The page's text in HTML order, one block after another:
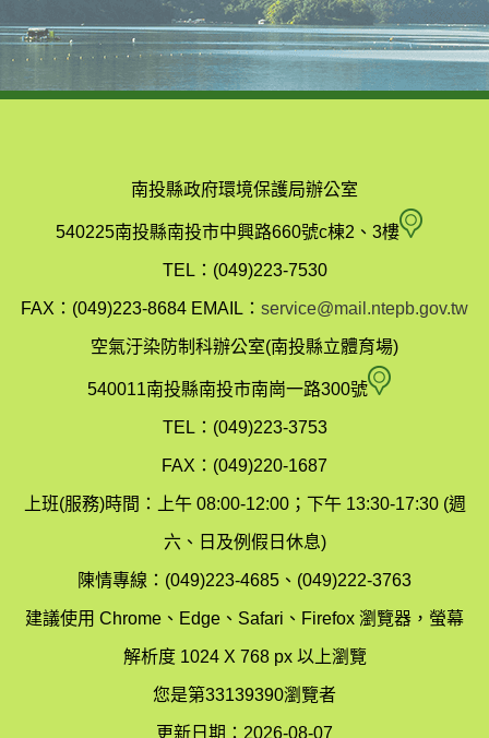
南投縣政府環境保護局辦公室
540225南投縣南投市中興路660號c棟2、3樓 南
縣
保
局
TEL：(049)223-7530
FAX：(049)223-8684 EMAIL： service@mail.ntepb.gov.tw
空氣汙染防制科辦公室(南投縣立體育場)
540011南投縣南投市南崗一路300號 空
染
制
科
TEL：(049)223-3753
FAX：(049)220-1687
上班(服務)時間：上午 08:00-12:00；下午 13:30-17:30 (週
六、日及例假日休息)
陳情專線：(049)223-4685、(049)222-3763
建議使用 Chrome、Edge、Safari、Firefox 瀏覽器，螢幕
解析度 1024 X 768 px 以上瀏覽
您是第33139390瀏覽者
更新日期：2026-08-07